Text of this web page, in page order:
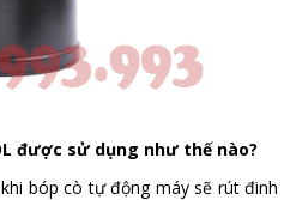
được sử dụng như thế nào?
bóp cò tự động máy sẽ rút đinh